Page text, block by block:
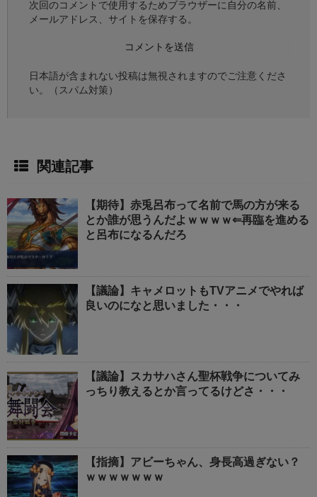
次回のコメントで使用するためブラウザーに自分の名前、
メールアドレス、サイトを保存する。
日本語が含まれない投稿は無視されますのでご注意くださ
い。（スパム対策）
関連記事
【期待】赤兎呂布って名前で馬の方が来る
とか誰が思うんだよｗｗｗｗ⇐再臨を進める
と呂布になるんだろ
【議論】キャメロットもTVアニメでやれば
良いのになと思いました・・・
【議論】スカサハさん聖杯戦争についてみ
っちり教えるとか言ってるけどさ・・・
【指摘】アビーちゃん、身長高過ぎない？
ｗｗｗｗｗｗｗ